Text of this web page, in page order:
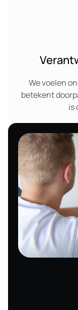
We voelen
betekent
is